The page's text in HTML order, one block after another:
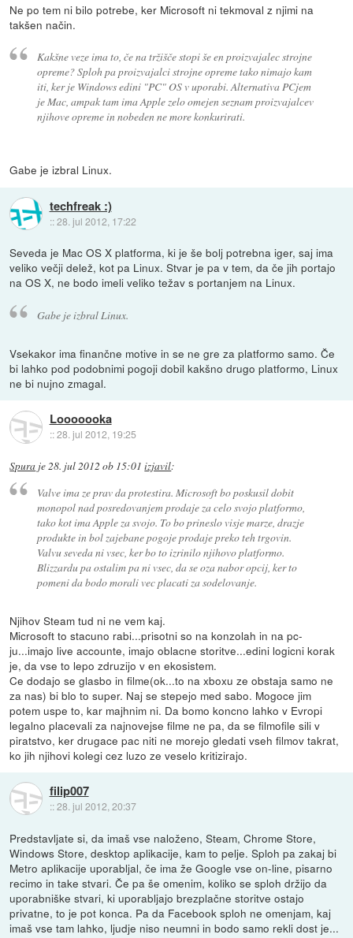
Ne po tem ni bilo potrebe, ker Microsoft ni tekmoval z njimi na
takšen način.
Kakšne veze ima to, če na tržišče stopi še en proizvajalec strojne
opreme? Sploh pa proizvajalci strojne opreme tako nimajo kam
iti, ker je Windows edini "PC" OS v uporabi. Alternativa PCjem
je Mac, ampak tam ima Apple zelo omejen seznam proizvajalcev
njihove opreme in nobeden ne more konkurirati.
Gabe je izbral Linux.
techfreak :)
::28. jul 2012, 17:22
Seveda je Mac OS X platforma, ki je še bolj potrebna iger, saj ima
veliko večji delež, kot pa Linux. Stvar je pa v tem, da če jih portajo
na OS X, ne bodo imeli veliko težav s portanjem na Linux.
Gabe je izbral Linux.
Vsekakor ima finančne motive in se ne gre za platformo samo. Če
bi lahko pod podobnimi pogoji dobil kakšno drugo platformo, Linux
ne bi nujno zmagal.
Looooooka
::28. jul 2012, 19:25
Spura je28. jul 2012 ob 15:01 izjavil:
Valve ima ze prav da protestira. Microsoft bo poskusil dobit
monopol nad posredovanjem prodaje za celo svojo platformo,
tako kot ima Apple za svojo. To bo prineslo visje marze, drazje
produkte in bol zajebane pogoje prodaje preko teh trgovin.
Valvu seveda ni vsec, ker bo to izrinilo njihovo platformo.
Blizzardu pa ostalim pa ni vsec, da se oza nabor opcij, ker to
pomeni da bodo morali vec placati za sodelovanje.
Njihov Steam tud ni ne vem kaj.
Microsoft to stacuno rabi...prisotni so na konzolah in na pc-
ju...imajo live accounte, imajo oblacne storitve...edini logicni korak
je, da vse to lepo zdruzijo v en ekosistem.
Ce dodajo se glasbo in filme(ok...to na xboxu ze obstaja samo ne
za nas) bi blo to super. Naj se stepejo med sabo. Mogoce jim
potem uspe to, kar majhnim ni. Da bomo koncno lahko v Evropi
legalno placevali za najnovejse filme ne pa, da se filmofile sili v
piratstvo, ker drugace pac niti ne morejo gledati vseh filmov takrat,
ko jih njihovi kolegi cez luzo ze veselo kritizirajo.
filip007
::28. jul 2012, 20:37
Predstavljate si, da imaš vse naloženo, Steam, Chrome Store,
Windows Store, desktop aplikacije, kam to pelje. Sploh pa zakaj bi
Metro aplikacije uporabljal, če ima že Google vse on-line, pisarno
recimo in take stvari. Če pa še omenim, koliko se sploh držijo da
uporabniške stvari, ki uporabljajo brezplačne storitve ostajo
privatne, to je pot konca. Pa da Facebook sploh ne omenjam, kaj
imaš vse tam lahko, ljudje niso neumni in bodo samo rekli dost je...